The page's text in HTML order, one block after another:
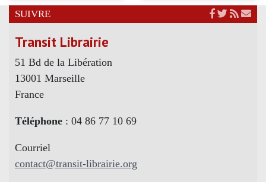
SUIVRE
Transit Librairie
51 Bd de la Libération
13001 Marseille
France
Téléphone : 04 86 77 10 69
Courriel
contact@transit-librairie.org